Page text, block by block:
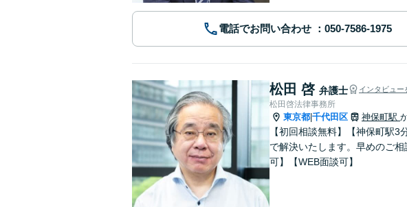
電話でお問い合わせ
松田 啓 弁護士 インタビュー
松田啓法律事務所
東京都 千代田区 神保町駅
【初回相談無料】【神保町駅
で解決いたします。早めのご
可】【WEB面談可】